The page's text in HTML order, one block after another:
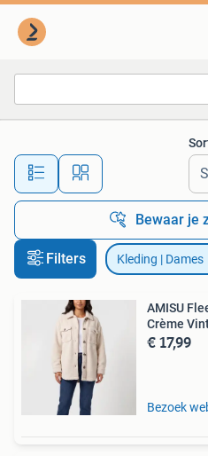
Alle
Bewaar je
Filters Kleding | Dames
AMISU
Crème
€ 17,99
Bezoek